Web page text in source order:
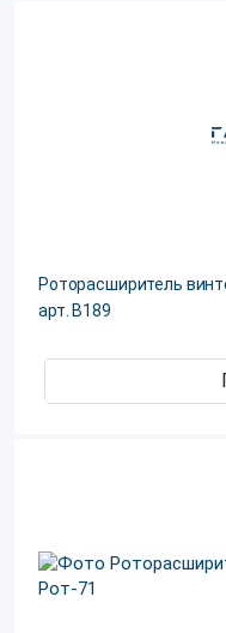
Роторасширитель
арт. В189